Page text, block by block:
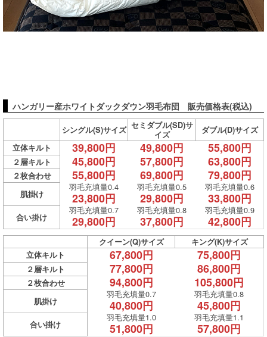
ハンガリー産ホワイトダックダウン羽毛布団 販売価格表(税込)
シングル(S)サイズ セミダブル(SD)サ
イズ
ダブル(D)サイズ
立体キルト
39,800円 49,800円 55,800円
２層キルト 45,800円 57,800円 63,800円
２枚合わせ 55,800円 69,800円 79,800円
肌掛け
羽毛充填量0.4
23,800円
羽毛充填量0.5
29,800円
羽毛充填量0.6
33,800円
合い掛け
羽毛充填量0.7
29,800円
羽毛充填量0.8
37,800円
羽毛充填量0.9
42,800円
クイーン(Q)サイズ
キング(K)サイズ
立体キルト
67,800円 75,800円
２層キルト 77,800円 86,800円
２枚合わせ 94,800円 105,800円
肌掛け
羽毛充填量0.7
40,800円
羽毛充填量0.8
45,800円
合い掛け
羽毛充填量1.0
51,800円
羽毛充填量1.1
57,800円